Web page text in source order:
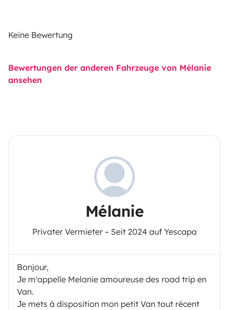
Keine Bewertung
Bewertungen der anderen Fahrzeuge von Mélanie
ansehen
Mélanie
Privater Vermieter – Seit 2024 auf Yescapa
Bonjour,
Je m'appelle Melanie amoureuse des road trip en
Van.
Je mets à disposition mon petit Van tout récent